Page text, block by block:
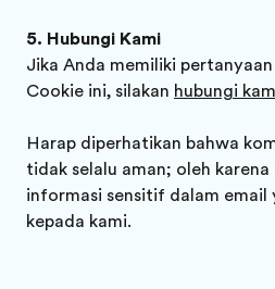
Hubungi Kami
Jika Anda memiliki
Cookie ini, silakan hubungi
Harap diperhatikan bahwa
tidak selalu aman; oleh
informasi sensitif dalam email
kepada kami.